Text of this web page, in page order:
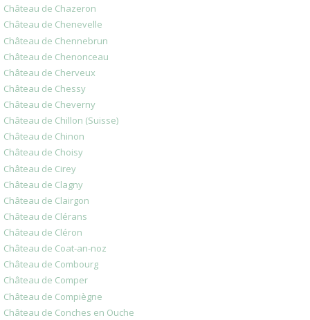
Château de Chazeron
Château de Chenevelle
Château de Chennebrun
Château de Chenonceau
Château de Cherveux
Château de Chessy
Château de Cheverny
Château de Chillon (Suisse)
Château de Chinon
Château de Choisy
Château de Cirey
Château de Clagny
Château de Clairgon
Château de Clérans
Château de Cléron
Château de Coat-an-noz
Château de Combourg
Château de Comper
Château de Compiègne
Château de Conches en Ouche